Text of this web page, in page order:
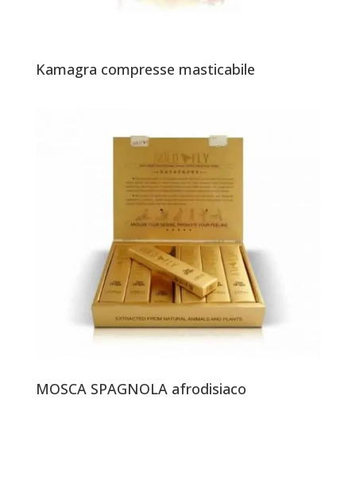
Kamagra compresse masticabile
MOSCA SPAGNOLA afrodisiaco